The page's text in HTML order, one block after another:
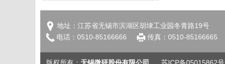
地址：江苏省无锡市滨湖区胡埭工业园冬青路19号
电话：0510-85166666
传真：0510-85166665
版权所有： 无锡微研股份有限公司 苏ICP备05015862号